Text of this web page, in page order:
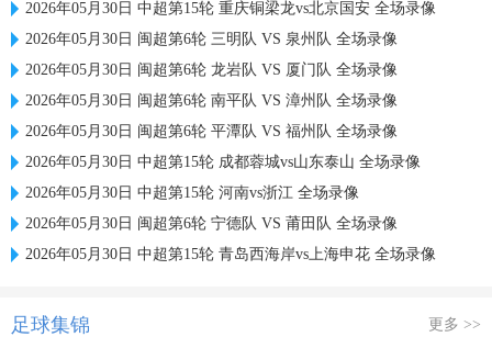
2026年05月30日 中超第15轮 重庆铜梁龙vs北京国安 全场录像
2026年05月30日 闽超第6轮 三明队 VS 泉州队 全场录像
2026年05月30日 闽超第6轮 龙岩队 VS 厦门队 全场录像
2026年05月30日 闽超第6轮 南平队 VS 漳州队 全场录像
2026年05月30日 闽超第6轮 平潭队 VS 福州队 全场录像
2026年05月30日 中超第15轮 成都蓉城vs山东泰山 全场录像
2026年05月30日 中超第15轮 河南vs浙江 全场录像
2026年05月30日 闽超第6轮 宁德队 VS 莆田队 全场录像
2026年05月30日 中超第15轮 青岛西海岸vs上海申花 全场录像
足球集锦 更多 >>